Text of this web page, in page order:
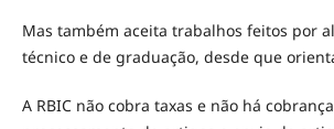
Mas também aceita trabalhos feitos por
técnico e de graduação, desde que
A RBIC não cobra taxas e não há